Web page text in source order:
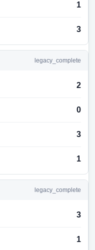
1
3
legacy_complete
2
0
3
1
legacy_complete
3
1